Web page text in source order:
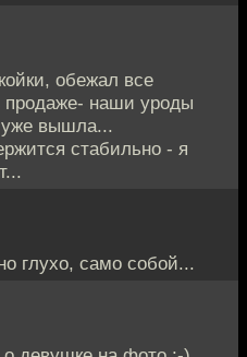
обежал все
продаже- наши уроды
вышла...
стабильно - я
глухо, само собой...